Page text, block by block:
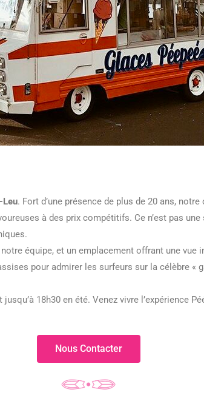
Leu. Fort d’une présence de plus de 20 ans,
à des prix compétitifs. Ce n’est pas
équipe, et un emplacement offrant une vue
pour admirer les surfeurs sur la célèbre «
18h30 en été. Venez vivre l’expérience
Nous Contacter